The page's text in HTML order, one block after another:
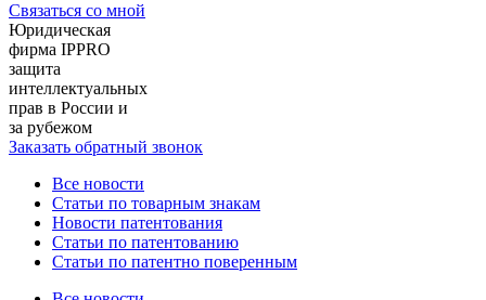
Связаться со мной
Юридическая
фирма IPPRO
защита
интеллектуальных
прав в России и
за рубежом
Заказать обратный звонок
Все новости
Статьи по товарным знакам
Новости патентования
Статьи по патентованию
Статьи по патентно поверенным